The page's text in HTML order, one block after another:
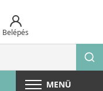
Belépés
MENÜ